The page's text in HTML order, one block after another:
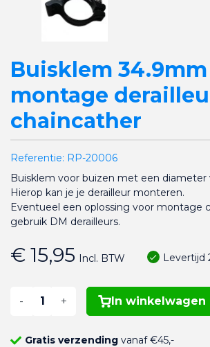
Buisklem
montage
chaincather
Referentie: RP-20006
Buisklem voor buizen met een diameter
Hierop kan je je derailleur monteren.
Eventueel een oplossing voor montage
gebruik DM derailleurs.
€ 15,95 Incl. BTW Levertijd
- + In winkelwagen
Gratis verzendingvanaf €45,-